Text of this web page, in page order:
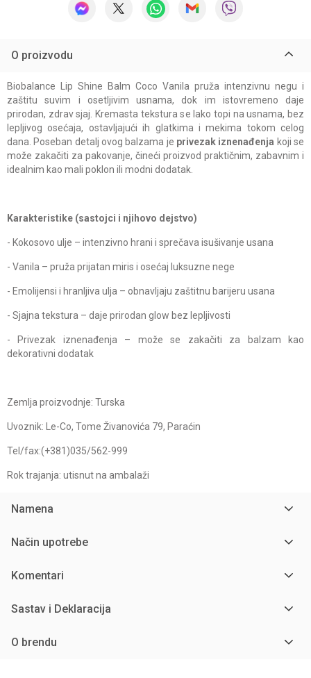
O proizvodu
Biobalance Lip Shine Balm Coco Vanila pruža intenzivnu negu i
zaštitu suvim i osetljivim usnama, dok im istovremeno daje
prirodan, zdrav sjaj. Kremasta tekstura se lako topi na usnama, bez
lepljivog osećaja, ostavljajući ih glatkima i mekima tokom celog
dana. Poseban detalj ovog balzama je privezak iznenađenja koji se
može zakačiti za pakovanje, čineći proizvod praktičnim, zabavnim i
idealnim kao mali poklon ili modni dodatak.
Karakteristike (sastojci i njihovo dejstvo)
- Kokosovo ulje – intenzivno hrani i sprečava isušivanje usana
- Vanila – pruža prijatan miris i osećaj luksuzne nege
- Emolijensi i hranljiva ulja – obnavljaju zaštitnu barijeru usana
- Sjajna tekstura – daje prirodan glow bez lepljivosti
- Privezak iznenađenja – može se zakačiti za balzam kao
dekorativni dodatak
Zemlja proizvodnje: Turska
Uvoznik: Le-Co, Tome Živanovića 79, Paraćin
Tel/fax:(+381)035/562-999
Rok trajanja: utisnut na ambalaži
Namena
Način upotrebe
Komentari
Sastav i Deklaracija
O brendu